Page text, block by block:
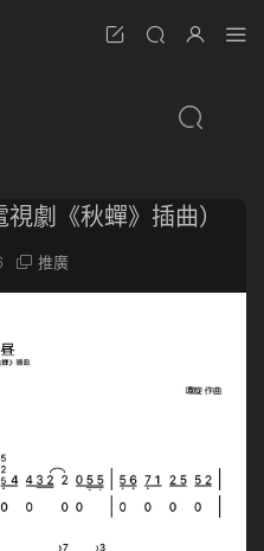
劇《秋蟬》插曲）
推廣